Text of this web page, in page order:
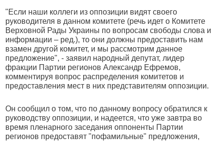
"Если наши коллеги из оппозиции видят своего
руководителя в данном комитете (речь идет о Комитете
Верховной Рады Украины по вопросам свободы слова и
информации – ред.), то они должны предоставить нам
взамен другой комитет, и мы рассмотрим данное
предложение", - заявил народный депутат, лидер
фракции Партии регионов Александр Ефремов,
комментируя вопрос распределения комитетов и
предоставления мест в них представителям оппозиции.
Он сообщил о том, что по данному вопросу обратился к
руководству оппозиции, и надеется, что уже завтра во
время пленарного заседания оппоненты Партии
регионов предоставят "пофамильные" предложения,